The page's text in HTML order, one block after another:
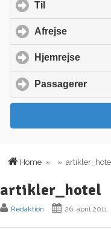
Home » »
artikler_hotel
Redaktion 26. april 2011